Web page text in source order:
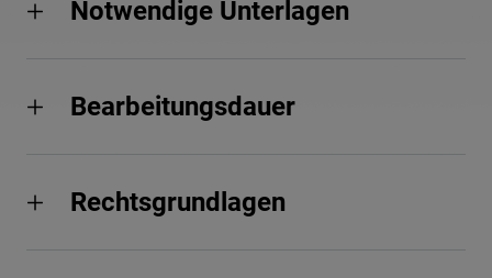
Notwendige Unterlagen
Bearbeitungsdauer
Rechtsgrundlagen